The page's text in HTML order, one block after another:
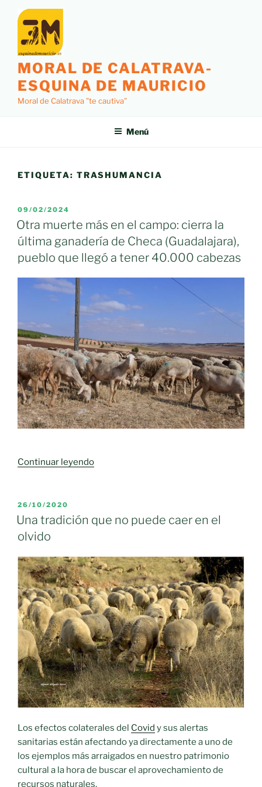
contenido
MORAL DE CALATRAVA-
ESQUINA DE MAURICIO
Moral de Calatrava "te cautiva"
Menú
ETIQUETA: TRASHUMANCIA
PUBLICADO
EL
09/02/2024
Otra muerte más en el campo: cierra la
última ganadería de Checa (Guadalajara),
pueblo que llegó a tener 40.000 cabezas
Continuar leyendo«Otra
el
la
última
ganadería
de
Checa
(Guadalajara),
pueblo
que
llegó
a
tener
cabezas»
PUBLICADO
EL
26/10/2020
Una tradición que no puede caer en el
olvido
Los efectos colaterales del Covid y sus alertas
sanitarias están afectando ya directamente a uno de
los ejemplos más arraigados en nuestro patrimonio
cultural a la hora de buscar el aprovechamiento de
recursos naturales.